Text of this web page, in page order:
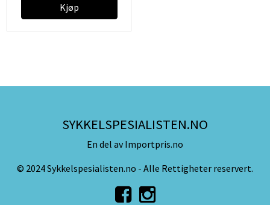
Kjøp
SYKKELSPESIALISTEN.NO
En del av Importpris.no
© 2024 Sykkelspesialisten.no - Alle Rettigheter reservert.